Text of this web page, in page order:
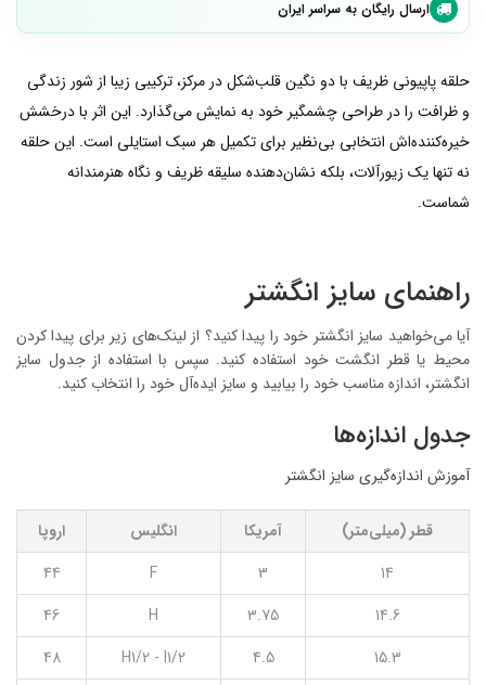
ارسال رایگان به سراسر ایران
حلقه پاپیونی ظریف با دو نگین قلب‌شکل در مرکز، ترکیبی زیبا از شور زندگی
و ظرافت را در طراحی چشمگیر خود به نمایش می‌گذارد. این اثر با درخشش
خیره‌کننده‌اش انتخابی بی‌نظیر برای تکمیل هر سبک استایلی است. این حلقه
نه تنها یک زیورآلات، بلکه نشان‌دهنده سلیقه ظریف و نگاه هنرمندانه
شماست.
راهنمای سایز انگشتر
آیا می‌خواهید سایز انگشتر خود را پیدا کنید؟ از لینک‌های زیر برای پیدا کردن
محیط یا قطر انگشت خود استفاده کنید. سپس با استفاده از جدول سایز
انگشتر، اندازه مناسب خود را بیابید و سایز ایده‌آل خود را انتخاب کنید.
جدول اندازه‌ها
آموزش اندازه‌گیری سایز انگشتر
قطر (میلی‌متر) آمریکا انگلیس
اروپا
14
3
F
44
14.6
3.75
H
46
15.3
4.5
H1/2 - I1/2
48